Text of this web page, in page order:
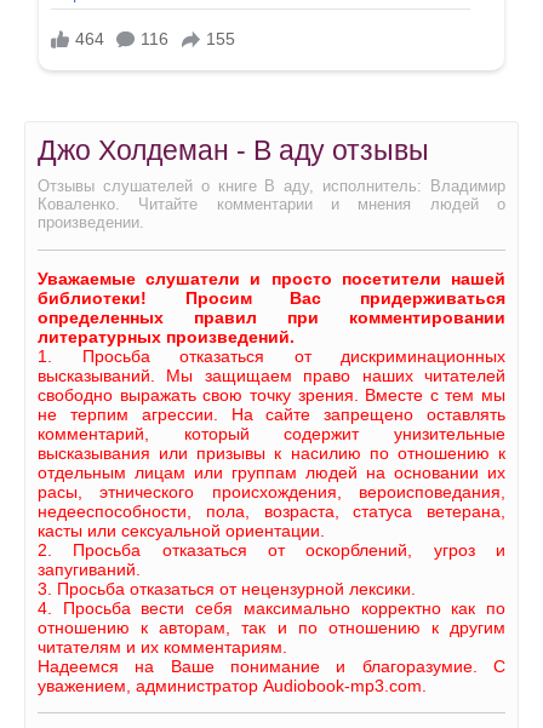
Джо Холдеман - В аду отзывы
Отзывы слушателей о книге В аду, исполнитель: Владимир
Коваленко. Читайте комментарии и мнения людей о
произведении.
Уважаемые слушатели и просто посетители нашей
библиотеки! Просим Вас придерживаться
определенных правил при комментировании
литературных произведений.
1. Просьба отказаться от дискриминационных
высказываний. Мы защищаем право наших читателей
свободно выражать свою точку зрения. Вместе с тем мы
не терпим агрессии. На сайте запрещено оставлять
комментарий, который содержит унизительные
высказывания или призывы к насилию по отношению к
отдельным лицам или группам людей на основании их
расы, этнического происхождения, вероисповедания,
недееспособности, пола, возраста, статуса ветерана,
касты или сексуальной ориентации.
2. Просьба отказаться от оскорблений, угроз и
запугиваний.
3. Просьба отказаться от нецензурной лексики.
4. Просьба вести себя максимально корректно как по
отношению к авторам, так и по отношению к другим
читателям и их комментариям.
Надеемся на Ваше понимание и благоразумие. С
уважением, администратор Audiobook-mp3.com.